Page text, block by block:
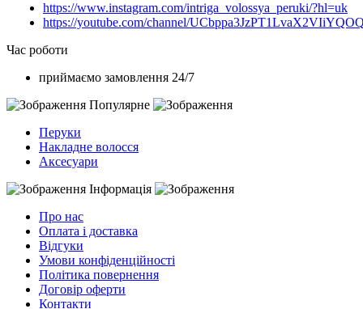
https://www.instagram.com/intriga_volossya_peruki/?hl=uk
https://youtube.com/channel/
Час роботи
приймаємо замовлення 24/7
Популярне
Перуки
Накладне волосся
Аксесуари
Інформація
Про нас
Оплата і доставка
Відгуки
Умови конфіденційності
Політика повернення
Договір оферти
Контакти